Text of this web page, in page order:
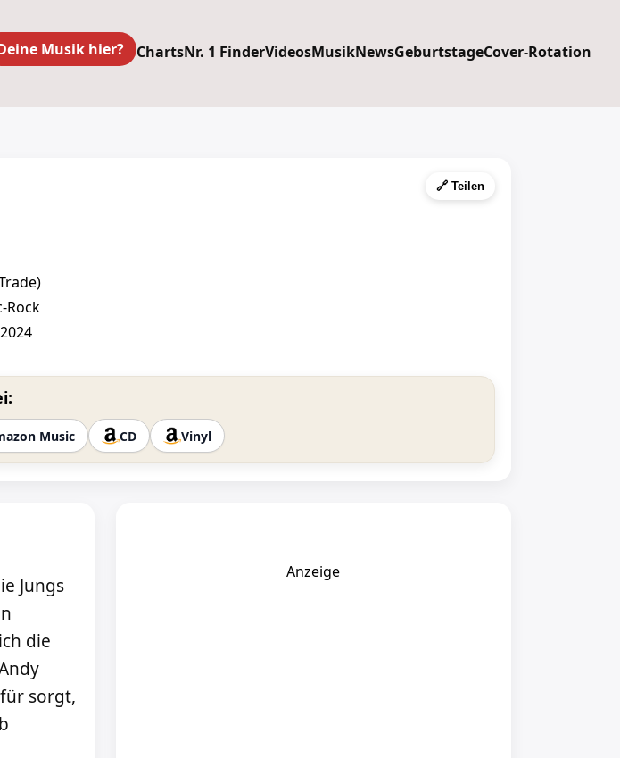
Musik hier? ChartsNr. 1 FinderVideosMusikNewsGeburtstageCover-Rotation
🔗 Teilen
Rock
Music CD Vinyl
Jungs
die
sorgt,
Anzeige